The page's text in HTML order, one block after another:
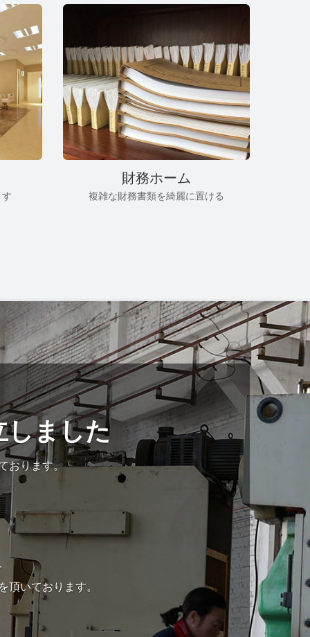
財務ホーム
複雑な財務書類を綺麗に置ける
ました
おります。
頂いております。